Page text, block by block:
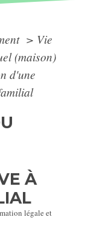
> Vie
(maison)
d'une
À
légale et